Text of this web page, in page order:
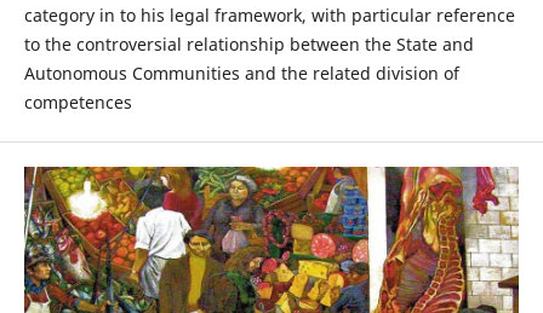
category in to his legal framework, with particular reference
to the controversial relationship between the State and
Autonomous Communities and the related division of
competences